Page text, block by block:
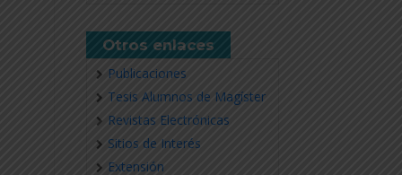
Otros enlaces
Publicaciones
Tesis Alumnos de Magíster
Revistas Electrónicas
Sitios de Interés
Extensión